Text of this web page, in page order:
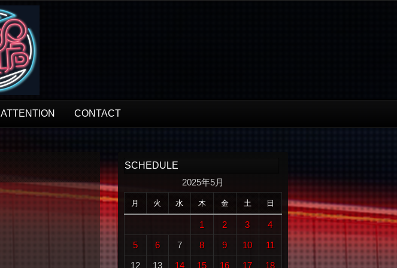
ATTENTION CONTACT
SCHEDULE
2025年5月
月 火 水 木 金 土 日
1 2 3
4
5
6 7 8 9 10
11
12
13 14 15 16 17 18